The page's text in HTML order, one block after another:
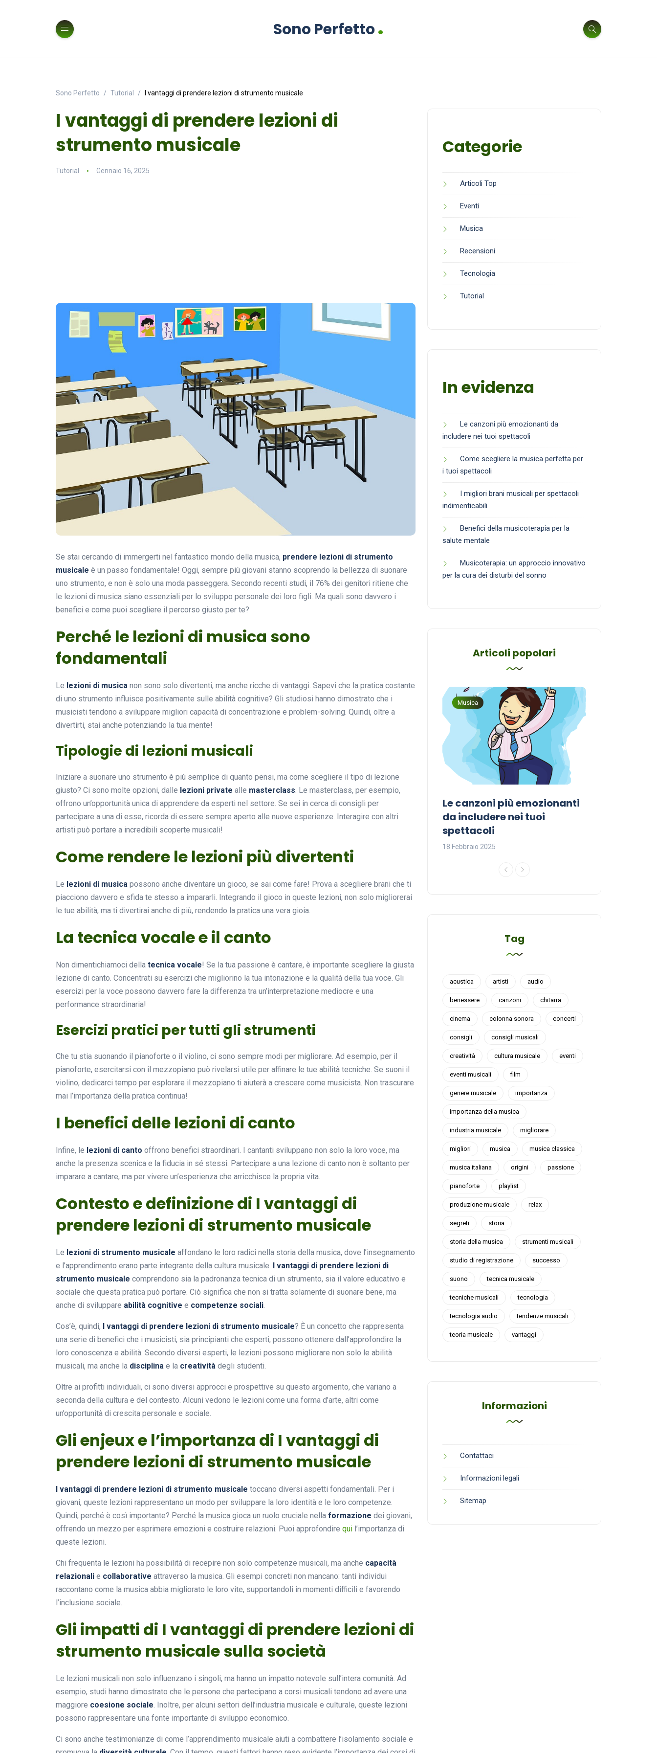
Sono Perfetto.
Sono Perfetto Tutorial I vantaggi di prendere lezioni di strumento musicale
I vantaggi di prendere lezioni di
strumento musicale
Tutorial Gennaio 16, 2025
Se stai cercando di immergerti nel fantastico mondo della musica, prendere lezioni di strumento
musicale è un passo fondamentale! Oggi, sempre più giovani stanno scoprendo la bellezza di suonare
uno strumento, e non è solo una moda passeggera. Secondo recenti studi, il 76% dei genitori ritiene che
le lezioni di musica siano essenziali per lo sviluppo personale dei loro figli. Ma quali sono davvero i
benefici e come puoi scegliere il percorso giusto per te?
Perché le lezioni di musica sono
fondamentali
Le lezioni di musica non sono solo divertenti, ma anche ricche di vantaggi. Sapevi che la pratica costante
di uno strumento influisce positivamente sulle abilità cognitive? Gli studiosi hanno dimostrato che i
musicisti tendono a sviluppare migliori capacità di concentrazione e problem-solving. Quindi, oltre a
divertirti, stai anche potenziando la tua mente!
Tipologie di lezioni musicali
Iniziare a suonare uno strumento è più semplice di quanto pensi, ma come scegliere il tipo di lezione
giusto? Ci sono molte opzioni, dalle lezioni private alle masterclass. Le masterclass, per esempio,
offrono un’opportunità unica di apprendere da esperti nel settore. Se sei in cerca di consigli per
partecipare a una di esse, ricorda di essere sempre aperto alle nuove esperienze. Interagire con altri
artisti può portare a incredibili scoperte musicali!
Come rendere le lezioni più divertenti
Le lezioni di musica possono anche diventare un gioco, se sai come fare! Prova a scegliere brani che ti
piacciono davvero e sfida te stesso a impararli. Integrando il gioco in queste lezioni, non solo migliorerai
le tue abilità, ma ti divertirai anche di più, rendendo la pratica una vera gioia.
La tecnica vocale e il canto
Non dimentichiamoci della tecnica vocale! Se la tua passione è cantare, è importante scegliere la giusta
lezione di canto. Concentrati su esercizi che migliorino la tua intonazione e la qualità della tua voce. Gli
esercizi per la voce possono davvero fare la differenza tra un’interpretazione mediocre e una
performance straordinaria!
Esercizi pratici per tutti gli strumenti
Che tu stia suonando il pianoforte o il violino, ci sono sempre modi per migliorare. Ad esempio, per il
pianoforte, esercitarsi con il mezzopiano può rivelarsi utile per affinare le tue abilità tecniche. Se suoni il
violino, dedicarci tempo per esplorare il mezzopiano ti aiuterà a crescere come musicista. Non trascurare
mai l’importanza della pratica continua!
I benefici delle lezioni di canto
Infine, le lezioni di canto offrono benefici straordinari. I cantanti sviluppano non solo la loro voce, ma
anche la presenza scenica e la fiducia in sé stessi. Partecipare a una lezione di canto non è soltanto per
imparare a cantare, ma per vivere un’esperienza che arricchisce la propria vita.
Contesto e definizione di I vantaggi di
prendere lezioni di strumento musicale
Le lezioni di strumento musicale affondano le loro radici nella storia della musica, dove l’insegnamento
e l’apprendimento erano parte integrante della cultura musicale. I vantaggi di prendere lezioni di
strumento musicale comprendono sia la padronanza tecnica di un strumento, sia il valore educativo e
sociale che questa pratica può portare. Ciò significa che non si tratta solamente di suonare bene, ma
anche di sviluppare abilità cognitive e competenze sociali.
Cos’è, quindi, I vantaggi di prendere lezioni di strumento musicale? È un concetto che rappresenta
una serie di benefici che i musicisti, sia principianti che esperti, possono ottenere dall’approfondire la
loro conoscenza e abilità. Secondo diversi esperti, le lezioni possono migliorare non solo le abilità
musicali, ma anche la disciplina e la creatività degli studenti.
Oltre ai profitti individuali, ci sono diversi approcci e prospettive su questo argomento, che variano a
seconda della cultura e del contesto. Alcuni vedono le lezioni come una forma d’arte, altri come
un’opportunità di crescita personale e sociale.
Gli enjeux e l’importanza di I vantaggi di
prendere lezioni di strumento musicale
I vantaggi di prendere lezioni di strumento musicale toccano diversi aspetti fondamentali. Per i
giovani, queste lezioni rappresentano un modo per sviluppare la loro identità e le loro competenze.
Quindi, perché è così importante? Perché la musica gioca un ruolo cruciale nella formazione dei giovani,
offrendo un mezzo per esprimere emozioni e costruire relazioni. Puoi approfondire qui l’importanza di
queste lezioni.
Chi frequenta le lezioni ha possibilità di recepire non solo competenze musicali, ma anche capacità
relazionali e collaborative attraverso la musica. Gli esempi concreti non mancano: tanti individui
raccontano come la musica abbia migliorato le loro vite, supportandoli in momenti difficili e favorendo
l’inclusione sociale.
Gli impatti di I vantaggi di prendere lezioni di
strumento musicale sulla società
Le lezioni musicali non solo influenzano i singoli, ma hanno un impatto notevole sull’intera comunità. Ad
esempio, studi hanno dimostrato che le persone che partecipano a corsi musicali tendono ad avere una
maggiore coesione sociale. Inoltre, per alcuni settori dell’industria musicale e culturale, queste lezioni
possono rappresentare una fonte importante di sviluppo economico.
Ci sono anche testimonianze di come l’apprendimento musicale aiuti a combattere l’isolamento sociale e
Categorie
Articoli Top
Eventi
Musica
Recensioni
Tecnologia
Tutorial
In evidenza
Le canzoni più emozionanti da
includere nei tuoi spettacoli
Come scegliere la musica perfetta per
i tuoi spettacoli
I migliori brani musicali per spettacoli
indimenticabili
Benefici della musicoterapia per la
salute mentale
Musicoterapia: un approccio innovativo
per la cura dei disturbi del sonno
Articoli popolari
Musica
Musicoterapia: un
approccio innovativo per la
Musica
Le canzoni più emozionanti
da includere nei tuoi
spettacoli
18 Febbraio 2025
Tag
acustica artisti audio
benessere canzoni chitarra
cinema colonna sonora concerti
consigli consigli musicali
creatività cultura musicale eventi
eventi musicali film
genere musicale importanza
importanza della musica
industria musicale migliorare
migliori musica musica classica
musica italiana origini passione
pianoforte playlist
produzione musicale relax
segreti storia
storia della musica strumenti musicali
studio di registrazione successo
suono tecnica musicale
tecniche musicali tecnologia
tecnologia audio tendenze musicali
teoria musicale vantaggi
Informazioni
Contattaci
Informazioni legali
Sitemap